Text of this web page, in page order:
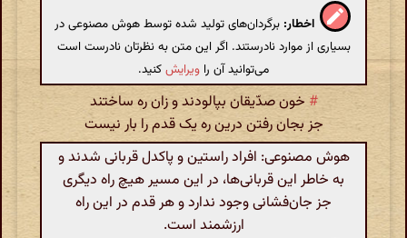
اخطار: برگردان‌های تولید شده توسط هوش مصنوعی در
بسیاری از موارد نادرستند. اگر این متن به نظرتان نادرست است
می‌توانید آن را ویرایشکنید.
# خون صدّیقان بپالودند و زان ره ساختند
جز بجان رفتن درین ره یک قدم را بار نیست
هوش مصنوعی: افراد راستین و پاکدل قربانی شدند و
به خاطر این قربانی‌ها، در این مسیر هیچ راه دیگری
جز جان‌فشانی وجود ندارد و هر قدم در این راه
ارزشمند است.